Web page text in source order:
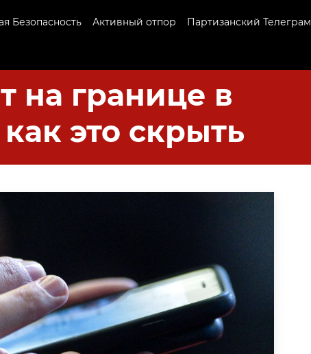
Безопасность Активный отпор Партизанский Телеграм
на границе в
это скрыть